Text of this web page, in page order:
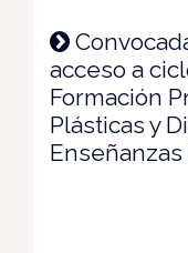
acceso a
Formación
Plásticas y